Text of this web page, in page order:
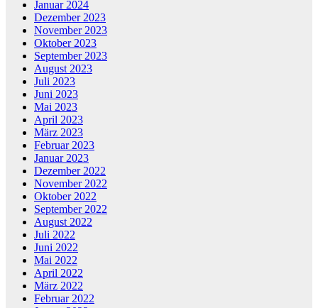
Januar 2024
Dezember 2023
November 2023
Oktober 2023
September 2023
August 2023
Juli 2023
Juni 2023
Mai 2023
April 2023
März 2023
Februar 2023
Januar 2023
Dezember 2022
November 2022
Oktober 2022
September 2022
August 2022
Juli 2022
Juni 2022
Mai 2022
April 2022
März 2022
Februar 2022